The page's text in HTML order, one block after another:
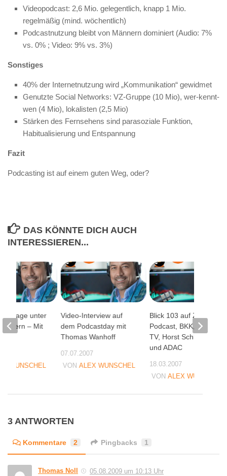
Videopodcast: 2,6 Mio. gelegentlich, knapp 1 Mio.
regelmäßig (mind. wöchentlich)
Podcastnutzung bleibt von Männern dominiert (Audio: 7%
vs. 0% ; Video: 9% vs. 3%)
Sonstiges
40% der Internetnutzung wird „Kommunikation“ gewidmet
Genutzte Social Networks: VZ-Gruppe (10 Mio), wer-kennt-
wen (4 Mio), lokalisten (2,5 Mio)
Stärken des Fernsehens sind parasoziale Funktion,
Habitualisierung und Entspannung
Fazit
Podcasting ist auf einem guten Weg, oder?
DAS KÖNNTE DICH AUCH
INTERESSIEREN...
Video-Interview auf
dem Podcastday mit
Thomas Wanhoff
07.07.2007
VON ALEX WUNSCHEL
Blick 103 auf Zombie-
Podcast, BKK, Current
TV, Horst Schlämmer
und ADAC
18.03.2007
VONALEX WUNSCHEL
unter
– Mit
WUNSCHEL
3 ANTWORTEN
Kommentare 2 Pingbacks 1
Thomas Noll
05.08.2009 um 10:13 Uhr